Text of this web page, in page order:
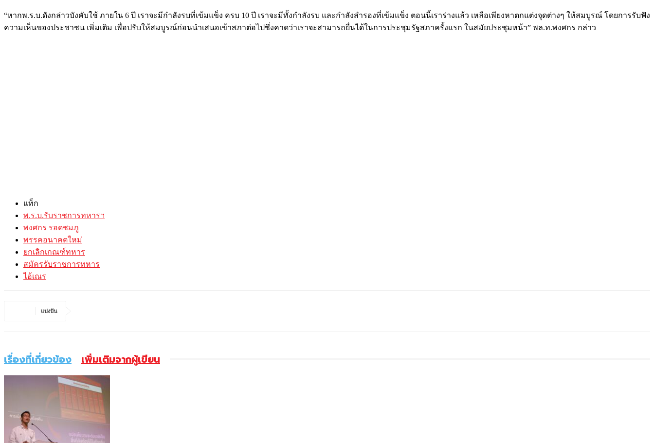
“หากพ.ร.บ.ดังกล่าวบังคับใช้ ภายใน 6 ปี เราจะมีกำลังรบที่เข้มแข็ง ครบ 10 ปี เราจะมีทั้งกำลังรบ และกำลังสำรองที่เข้มแข็ง ตอนนี้เราร่างแล้ว เหลือเพียงหาตกแต่งจุดต่างๆ ให้สมบูรณ์ โดยการรับฟัง
ความเห็นของประชาชน เพิ่มเติม เพื่อปรับให้สมบูรณ์ก่อนนำเสนอเข้าสภาต่อไปซึ่งคาดว่าเราจะสามารถยื่นได้ในการประชุมรัฐสภาครั้งแรก ในสมัยประชุมหน้า” พล.ท.พงศกร กล่าว
แท็ก
พ.ร.บ.รับราชการทหารฯ
พงศกร รอดชมภู
พรรคอนาคตใหม่
ยกเลิกเกณฑ์ทหาร
สมัครรับราชการทหาร
ไอ้เณร
แบ่งปัน
เรื่องที่เกี่ยวข้อง เพิ่มเติมจากผู้เขียน